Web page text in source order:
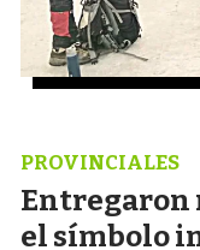
Entregaron
el símbolo
PROVINCIALES